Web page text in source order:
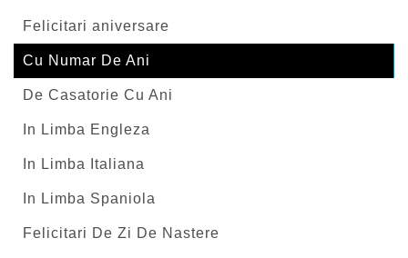
Felicitari aniversare
Cu Numar De Ani
De Casatorie Cu Ani
In Limba Engleza
In Limba Italiana
In Limba Spaniola
Felicitari De Zi De Nastere